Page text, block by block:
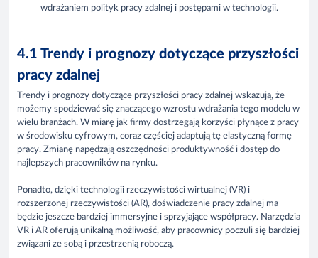
wdrażaniem polityk pracy zdalnej i postępami w technologii.
4.1 Trendy i prognozy dotyczące przyszłości
pracy zdalnej
Trendy i prognozy dotyczące przyszłości pracy zdalnej wskazują, że
możemy spodziewać się znaczącego wzrostu wdrażania tego modelu w
wielu branżach. W miarę jak firmy dostrzegają korzyści płynące z pracy
w środowisku cyfrowym, coraz częściej adaptują tę elastyczną formę
pracy. Zmianę napędzają oszczędności produktywność i dostęp do
najlepszych pracowników na rynku.
Ponadto, dzięki technologii rzeczywistości wirtualnej (VR) i
rozszerzonej rzeczywistości (AR), doświadczenie pracy zdalnej ma
będzie jeszcze bardziej immersyjne i sprzyjające współpracy. Narzędzia
VR i AR oferują unikalną możliwość, aby pracownicy poczuli się bardziej
związani ze sobą i przestrzenią roboczą.